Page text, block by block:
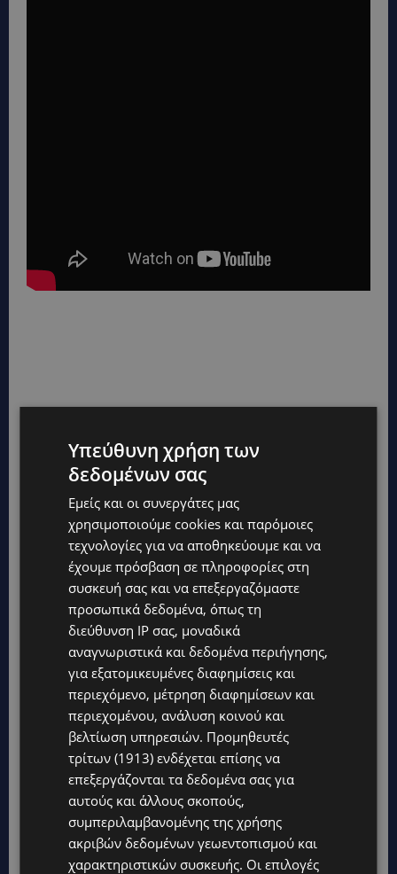
Υπεύθυνη χρήση των
δεδομένων σας
Εμείς και οι συνεργάτες μας
χρησιμοποιούμε cookies και παρόμοιες
τεχνολογίες για να αποθηκεύουμε και να
έχουμε πρόσβαση σε πληροφορίες στη
συσκευή σας και να επεξεργαζόμαστε
προσωπικά δεδομένα, όπως τη
διεύθυνση IP σας, μοναδικά
αναγνωριστικά και δεδομένα περιήγησης,
για εξατομικευμένες διαφημίσεις και
περιεχόμενο, μέτρηση διαφημίσεων και
περιεχομένου, ανάλυση κοινού και
βελτίωση υπηρεσιών. Προμηθευτές
τρίτων (1913) ενδέχεται επίσης να
επεξεργάζονται τα δεδομένα σας για
αυτούς και άλλους σκοπούς,
συμπεριλαμβανομένης της χρήσης
ακριβών δεδομένων γεωεντοπισμού και
χαρακτηριστικών συσκευής. Οι επιλογές